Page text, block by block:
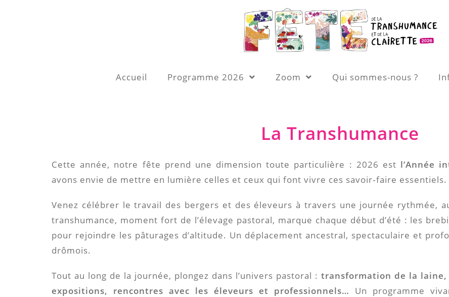
Accueil Programme 2026 Zoom Qui sommes-nous ?
La Transhumance
Cette année, notre fête prend une dimension toute particulière : 2026 est l’Année
avons envie de mettre en lumière celles et ceux qui font vivre ces savoir‑faire essentiels.
Venez célébrer le travail des bergers et des éleveurs à travers une journée rythmée,
transhumance, moment fort de l’élevage pastoral, marque chaque début d’été : les
pour rejoindre les pâturages d’altitude. Un déplacement ancestral, spectaculaire et
drômois.
Tout au long de la journée, plongez dans l’univers pastoral : transformation de la
expositions, rencontres avec les éleveurs et professionnels… Un programme